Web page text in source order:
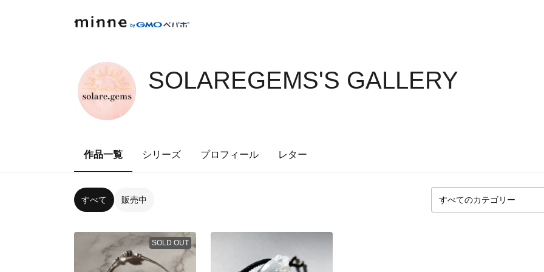
SOLAREGEMS'S GALLERY
作品一覧 シリーズ プロフィール レター
すべて 販売中
SOLD OUT